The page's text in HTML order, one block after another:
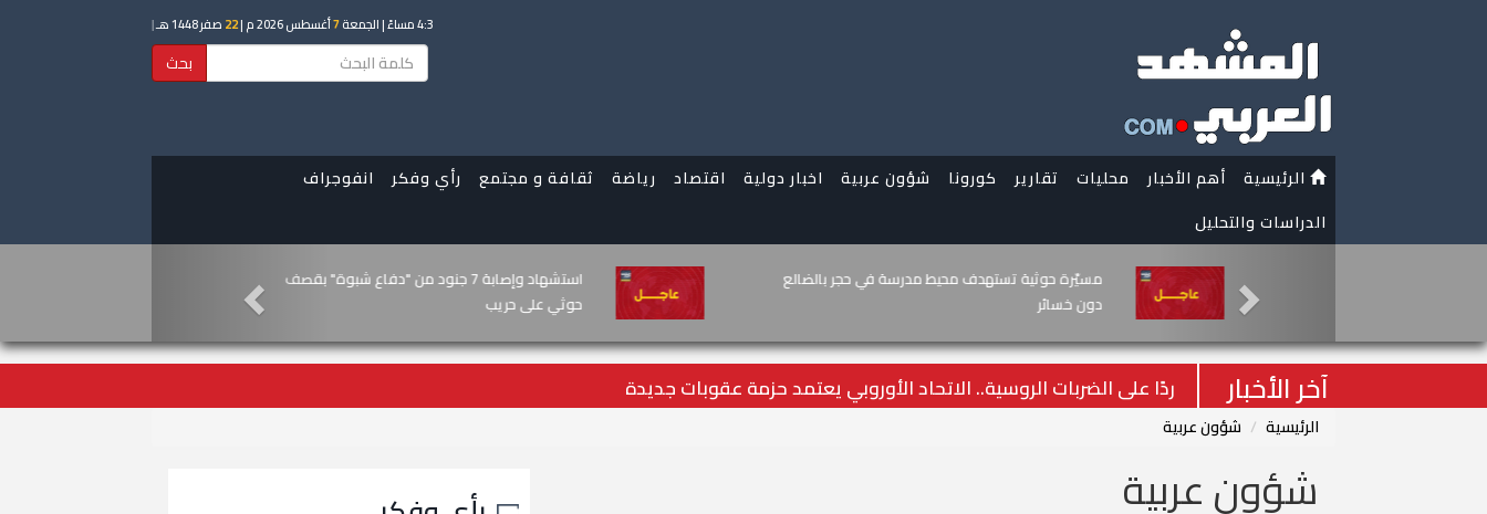
4:3 مساءً | الجمعة7أغسطس 2026 م | 22 صفر 1448 هـ |
بحث
الرئيسية أهم الأخبار محليات تقارير كورونا شؤون عربية اخبار دولية اقتصاد رياضة ثقافة و مجتمع رأي وفكر
انفوجراف
الدراسات والتحليل
سلاح الشارع يُحسم المعركة: العصيان المدني الجنوبي
يُسقط المؤامرات المعادية
الرئيس الأمريكي يجدد مطالبته بخفض أسعار الفائدة
آخر الأخبار ردًا على الضربات الروسية.. الاتحاد الأوروبي يعتمد حزمة عقوبات جديدة
الرئيسية شؤون عربية
شؤون عربية